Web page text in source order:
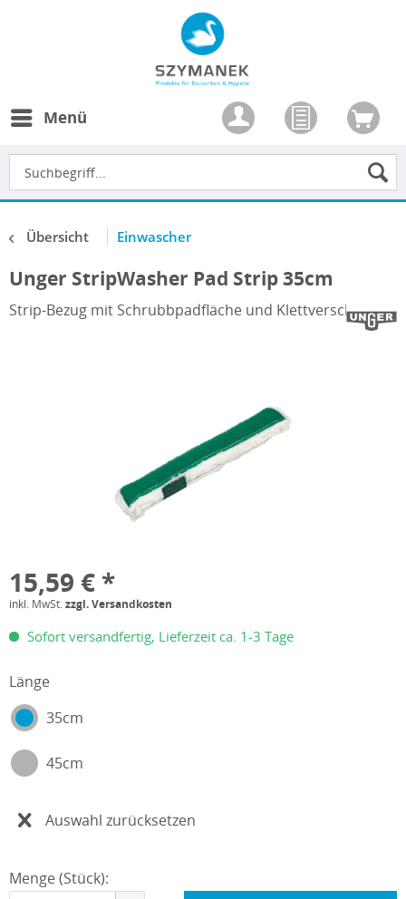
Menü
Übersicht Einwascher
Unger StripWasher Pad Strip 35cm
Strip-Bezug mit Schrubbpadfläche und Klettverschluss
15,59 € *
inkl. MwSt.zzgl. Versandkosten
Sofort versandfertig, Lieferzeit ca. 1-3 Tage
Länge
35cm
45cm
Auswahl zurücksetzen
Menge (Stück):